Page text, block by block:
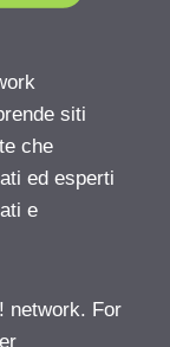
siti
che
ed esperti
e
network. For